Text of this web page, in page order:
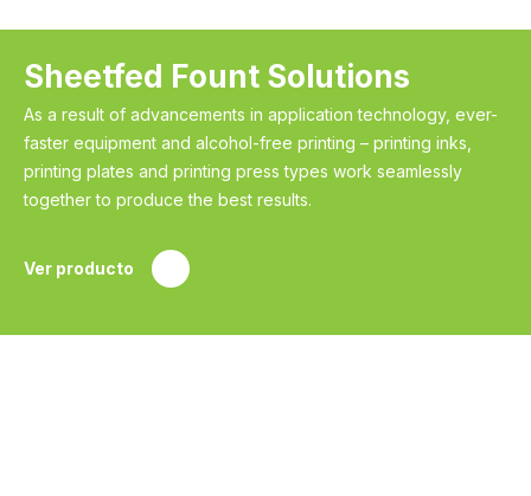
Sheetfed Fount Solutions
As a result of advancements in application technology, ever-
faster equipment and alcohol-free printing – printing inks,
printing plates and printing press types work seamlessly
together to produce the best results.
Ver producto